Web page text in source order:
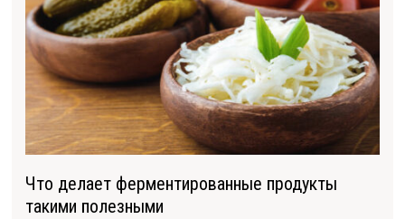
Что делает ферментированные продукты
такими полезными